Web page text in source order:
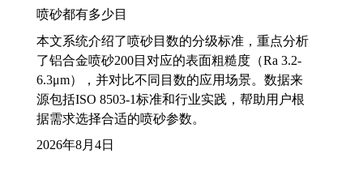
喷砂都有多少目
本文系统介绍了喷砂目数的分级标准，重点分析
了铝合金喷砂200目对应的表面粗糙度（Ra 3.2-
6.3μm），并对比不同目数的应用场景。数据来
源包括ISO 8503-1标准和行业实践，帮助用户根
据需求选择合适的喷砂参数。
2026年8月4日